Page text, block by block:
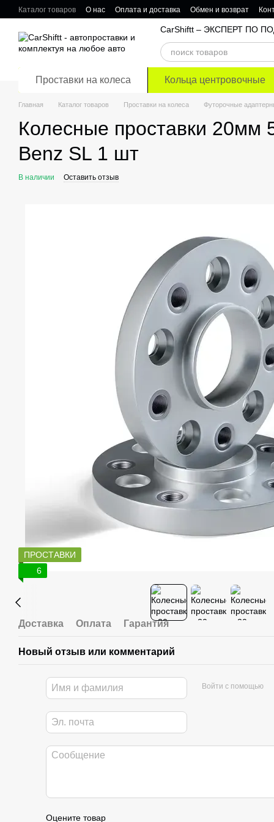
Перейти к основному контенту
Каталог товаров О нас Оплата и доставка Обмен и возврат
CarShiftt – ЭКСПЕРТ ПО
Проставки на колеса Кольца центровочные
Главная Каталог товаров Проставки на колеса Футорочные
Колесные проставки 20мм
Benz SL 1 шт
В наличии Оставить отзыв
ПРОСТАВКИ
6
Доставка Оплата Гарантия
Новый отзыв или комментарий
Войти с помощью
Оцените товар